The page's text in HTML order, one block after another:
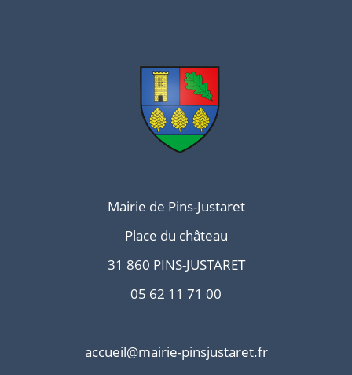
Mairie de Pins-Justaret
Place du château
31 860 PINS-JUSTARET
05 62 11 71 00
accueil@mairie-pinsjustaret.fr